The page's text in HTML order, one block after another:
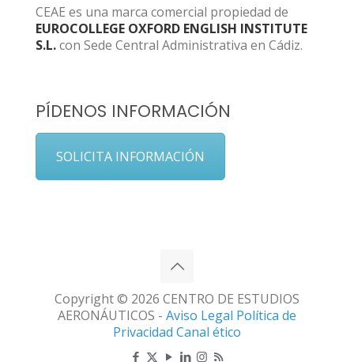
CEAE es una marca comercial propiedad de
EUROCOLLEGE OXFORD ENGLISH INSTITUTE
S.L.con Sede Central Administrativa en Cádiz.
PÍDENOS INFORMACIÓN
SOLICITA INFORMACIÓN
Copyright © 2026 CENTRO DE ESTUDIOS
AERONÁUTICOS - Aviso Legal Política de
Privacidad Canal ético